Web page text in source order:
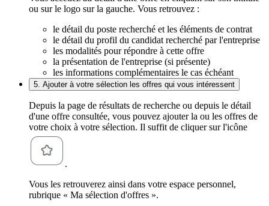
ou sur le logo sur la gauche. Vous retrouvez :
le détail du poste recherché et les éléments de contrat
le détail du profil du candidat recherché par l'entreprise
les modalités pour répondre à cette offre
la présentation de l'entreprise (si présente)
les informations complémentaires le cas échéant
5. Ajouter à votre sélection les offres qui vous intéressent
Depuis la page de résultats de recherche ou depuis le détail
d'une offre consultée, vous pouvez ajouter la ou les offres de
votre choix à votre sélection. Il suffit de cliquer sur l'icône
.
Vous les retrouverez ainsi dans votre espace personnel,
rubrique « Ma sélection d'offres ».